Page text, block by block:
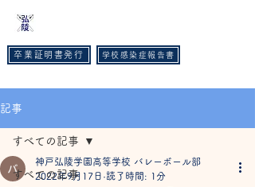
卒業証明書発行 学校感染症報告書
記事
すべての記事
すべての記事
神戸弘陵学園高等学校 バレーボール部
2022年9月17日 読了時間: 1分